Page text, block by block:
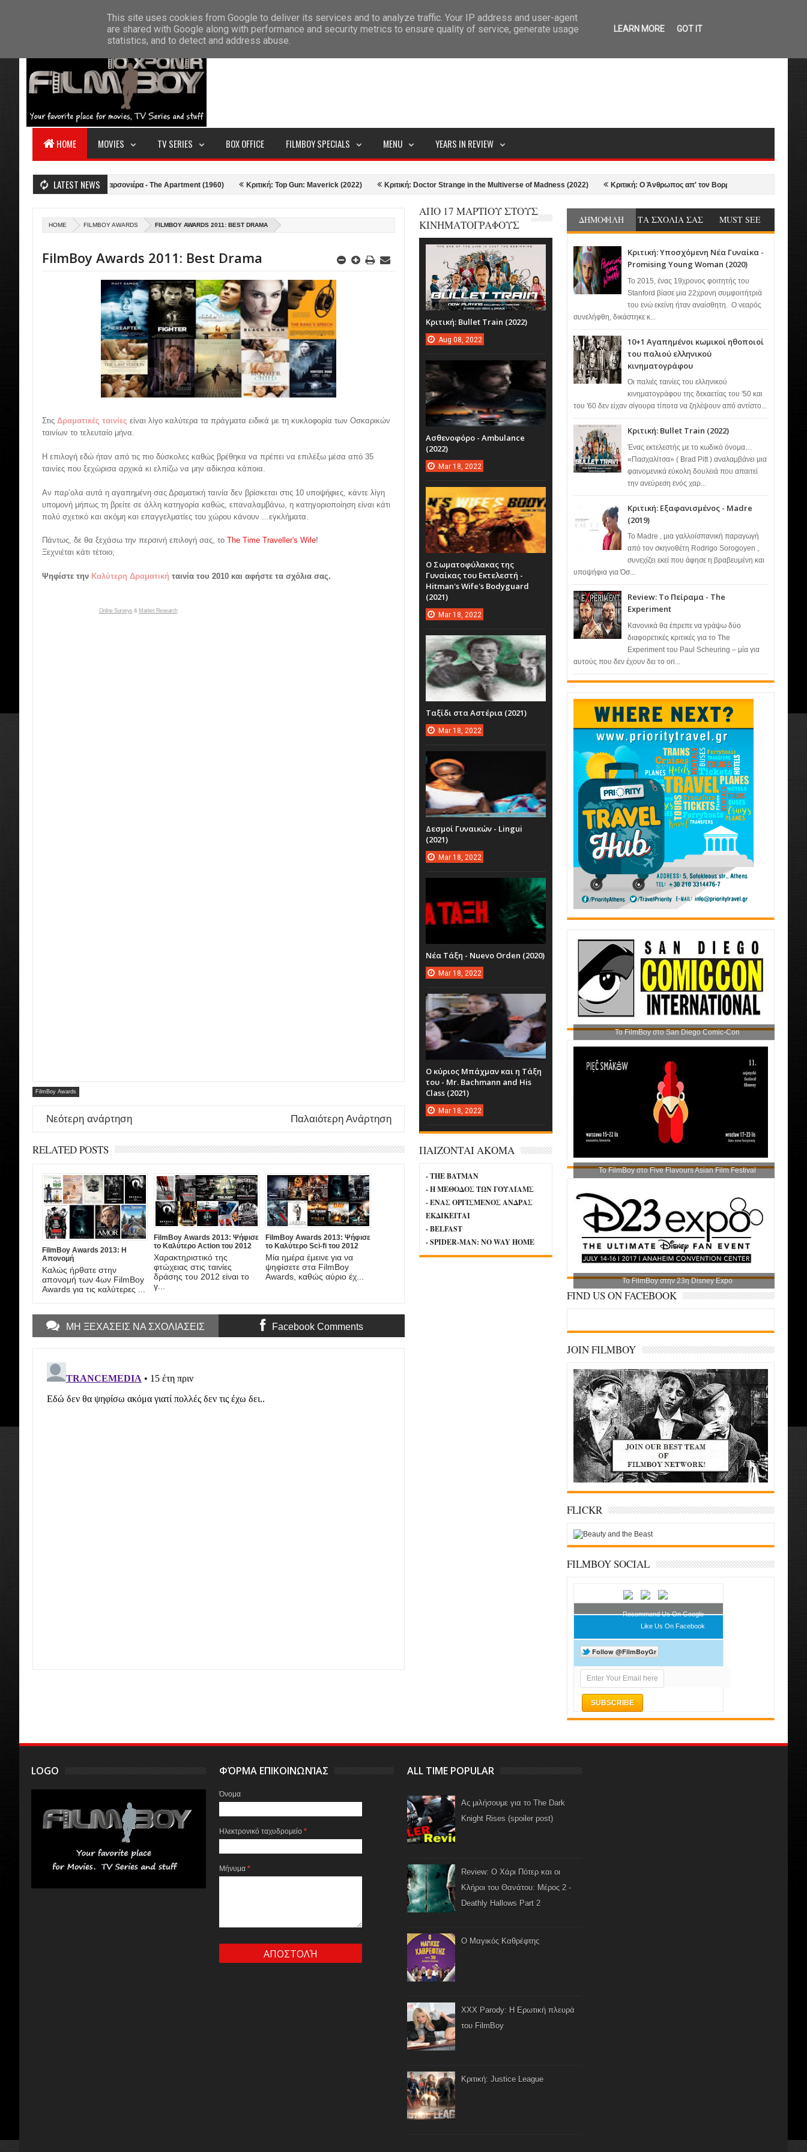
HOME ABOUT US CONTACT SITEMAP
HOME MOVIES TV SERIES BOX OFFICE FILMBOY SPECIALS MENU YEARS IN REVIEW
LATEST NEWS
Κριτική: Η Γκαρσονιέρα - The Apartment (1960) Κριτική: Top Gun: Maverick (2022) Κριτική: Doctor Strange in the Multiverse of Madness (2022) Κριτική: Ο Άνθρωπος απ' τον Βορρά - The Northman (2022)
HOME FILMBOY AWARDS FILMBOY AWARDS 2011: BEST DRAMA
FilmBoy Awards 2011: Best Drama
Στις Δραματικές ταινίες είναι λίγο καλύτερα τα πράγματα ειδικά με τη κυκλοφορία των Οσκαρικών
ταινίων το τελευταίο μήνα.
Η επιλογή εδώ ήταν από τις πιο δύσκολες καθώς βρέθηκα να πρέπει να επιλέξω μέσα από 35
ταινίες που ξεχώρισα αρχικά κι ελπίζω να μην αδίκησα κάποια.
Αν παρ’ολα αυτά η αγαπημένη σας Δραματική ταινία δεν βρίσκεται στις 10 υποψήφιες, κάντε λίγη
υπομονή μήπως τη βρείτε σε άλλη κατηγορία καθώς, επαναλαμβάνω, η κατηγοριοποίηση είναι κάτι
πολύ σχετικό και ακόμη και επαγγελματίες του χώρου κάνουν ...εγκλήματα.
Πάντως, δε θα ξεχάσω την περσινή επιλογή σας, το The Time Traveller's Wife!
Ξεχνιέται κάτι τέτοιο;
Ψηφίστε την Καλύτερη Δραματική ταινία του 2010 και αφήστε τα σχόλια σας.
Online Surveys & Market Research
FilmBoy Awards
Νεότερη ανάρτηση Παλαιότερη Ανάρτηση
RELATED POSTS
FilmBoy Awards 2013: Η
Απονομή
Καλώς ήρθατε στην
απονομή των 4ων FilmBoy
Awards για τις καλύτερες ...
FilmBoy Awards 2013: Ψήφισε
το Καλύτερο Action του 2012
Χαρακτηριστικό της
φτώχειας στις ταινίες
δράσης του 2012 είναι το
γ...
FilmBoy Awards 2013: Ψήφισε
το Καλύτερο Sci-fi του 2012
Μία ημέρα έμεινε για να
ψηφίσετε στα FilmBoy
Awards, καθώς αύριο έχ...
ΜΗ ΞΕΧΑΣΕΙΣ ΝΑ ΣΧΟΛΙΑΣΕΙΣ Facebook Comments
ΔΗΜΟΦΙΛΗ ΤΑ ΣΧΟΛΙΑ ΣΑΣ MUST SEE
Κριτική: Υποσχόμενη Νέα Γυναίκα -
Promising Young Woman (2020)
Το 2015, ένας 19χρονος φοιτητής του
Stanford βίασε μια 22χρονη συμφοιτήτριά
του ενώ εκείνη ήταν αναίσθητη. Ο νεαρός
συνελήφθη, δικάστηκε κ...
10+1 Αγαπημένοι κωμικοί ηθοποιοί
του παλιού ελληνικού
κινηματογράφου
Οι παλιές ταινίες του ελληνικού
κινηματογράφου της δεκαετίας του '50 και
του '60 δεν είχαν σίγουρα τίποτα να ζηλέψουν από αντίστο...
Κριτική: Bullet Train (2022)
Ένας εκτελεστής με το κωδικό όνομα…
«Πασχαλίτσα» ( Brad Pitt ) αναλαμβάνει μια
φαινομενικά εύκολη δουλειά που απαιτεί
την ανεύρεση ενός χαρ...
Κριτική: Εξαφανισμένος - Madre
(2019)
Το Madre , μια γαλλοϊσπανική παραγωγή
από τον σκηνοθέτη Rodrigo Sorogoyen ,
συνεχίζει εκεί που άφησε η βραβευμένη και
υποψήφια για Όσ...
Review: Το Πείραμα - The
Experiment
Κανονικά θα έπρεπε να γράψω δύο
διαφορετικές κριτικές για το The
Experiment του Paul Scheuring – μία για
αυτούς που δεν έχουν δει το ori...
Το FilmBoy στο San Diego Comic-Con
Το FilmBoy στο Five Flavours Asian Film Festival
Το FilmBoy στην 23η Disney Expo
FIND US ON FACEBOOK
JOIN FILMBOY
FLICKR
FILMBOY SOCIAL
Recommend Us On Google
Like Us On Facebook
ΑΠΟ 17 ΜΑΡΤΙΟΥ ΣΤΟΥΣ
ΚΙΝΗΜΑΤΟΓΡΑΦΟΥΣ
Κριτική: Bullet Train (2022)
Aug 08, 2022
Ασθενοφόρο - Ambulance
(2022)
Mar 18, 2022
Ο Σωματοφύλακας της
Γυναίκας του Εκτελεστή -
Hitman's Wife's Bodyguard
(2021)
Mar 18, 2022
Ταξίδι στα Αστέρια (2021)
Mar 18, 2022
Δεσμοί Γυναικών - Lingui
(2021)
Mar 18, 2022
Νέα Τάξη - Nuevo Orden (2020)
Mar 18, 2022
Ο κύριος Μπάχμαν και η Τάξη
του - Mr. Bachmann and His
Class (2021)
Mar 18, 2022
ΠΑΙΖΟΝΤΑΙ ΑΚΟΜΑ
- THE BATMAN
- Η ΜΕΘΟΔΟΣ ΤΩΝ ΓΟΥΛΙΑΜΣ
- ΕΝΑΣ ΟΡΓΙΣΜΕΝΟΣ ΑΝΔΡΑΣ
ΕΚΔΙΚΕΙΤΑΙ
- BELFAST
- SPIDER-MAN: NO WAY HOME
LOGO ΦΌΡΜΑ ΕΠΙΚΟΙΝΩΝΊΑΣ
Όνομα
Ηλεκτρονικό ταχυδρομείο*
Μήνυμα*
ALL TIME POPULAR
Ας μιλήσουμε για το The Dark
Knight Rises (spoiler post)
Review: Ο Χάρι Πότερ και οι
Κλήροι του Θανάτου: Μέρος 2 -
Deathly Hallows Part 2
Ο Μαγικός Καθρέφτης
XXX Parody: Η Ερωτική πλευρά
του FilmBoy
Κριτική: Justice League
This site uses cookies from Google to deliver its services and to analyze traffic. Your IP address and user-agent
are shared with Google along with performance and security metrics to ensure quality of service, generate usage
statistics, and to detect and address abuse.
LEARN MORE GOT IT